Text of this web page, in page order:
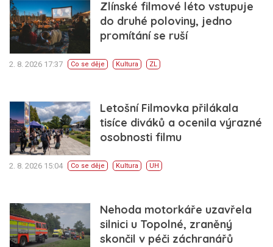
Zlínské filmové léto vstupuje
do druhé poloviny, jedno
promítání se ruší
2. 8. 2026 17:37 Co se děje Kultura ZL
Letošní Filmovka přilákala
tisíce diváků a ocenila výrazné
osobnosti filmu
2. 8. 2026 15:04 Co se děje Kultura UH
Nehoda motorkáře uzavřela
silnici u Topolné, zraněný
skončil v péči záchranářů